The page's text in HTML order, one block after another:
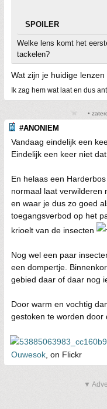
SPOILER
Welke lens komt het
tackelen?
Wat zijn je huidige lenzen
Ik zag hem wat laat en dus
•
#ANONIEM
Vandaag eindelijk een
Eindelijk een keer niet
En helaas een
normaal laat verwilderen
en waar je dus zo goed
toegangsverbod op het
krioelt van de insecten
Nog wel een paar
een dompertje.
gebied daar of daar nog
Door warm en vochtig
gestoken te worden
Ouwesok , on Flickr
▼